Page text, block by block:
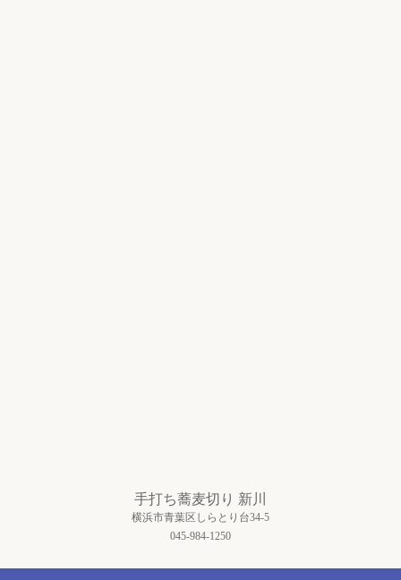
手打ち蕎麦切り 新川
横浜市青葉区しらとり台34-5
045-984-1250